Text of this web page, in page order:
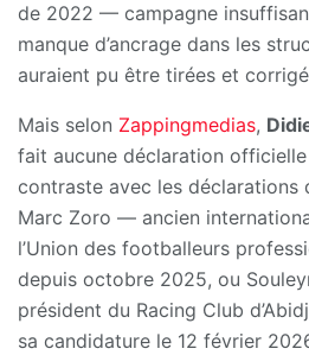
de 2022 — campagne
manque d’ancrage dans les
auraient pu être tirées et
Mais selon Zappingmedias,
fait aucune déclaration
contraste avec les déclarations
Marc Zoro — ancien
l’Union des footballeurs
depuis octobre 2025, ou
président du Racing Club
sa candidature le 12 février